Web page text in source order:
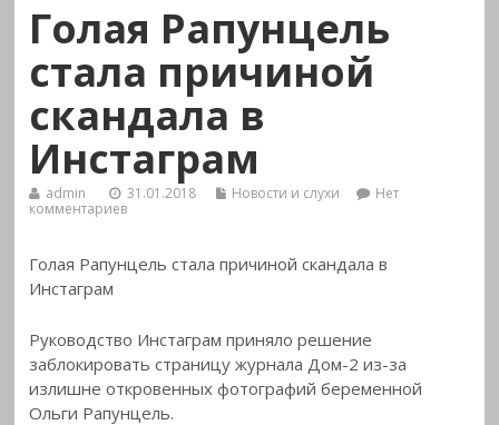
Голая Рапунцель
стала причиной
скандала в
Инстаграм
admin 31.01.2018 Новости и слухи
Нет
комментариев
Голая Рапунцель стала причиной скандала в
Инстаграм
Руководство Инстаграм приняло решение
заблокировать страницу журнала Дом-2 из-за
излишне откровенных фотографий беременной
Ольги Рапунцель.